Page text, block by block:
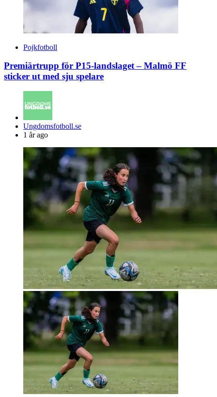
Pojkfotboll
Premiärtrupp för P15-landslaget – Malmö FF
sticker ut med sju spelare
Posted
by
Ungdomsfotboll.se
1 år ago